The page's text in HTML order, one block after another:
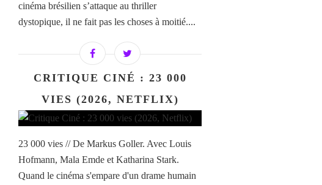
cinéma brésilien s’attaque au thriller
dystopique, il ne fait pas les choses à moitié....
CRITIQUE CINÉ : 23 000
VIES (2026, NETFLIX)
23 000 vies // De Markus Goller. Avec Louis
Hofmann, Mala Emde et Katharina Stark.
Quand le cinéma s'empare d'un drame humain